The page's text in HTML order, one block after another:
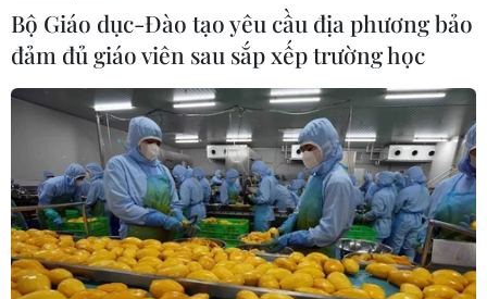
Bộ Giáo dục-Đào tạo yêu cầu địa phương bảo
đảm đủ giáo viên sau sắp xếp trường học